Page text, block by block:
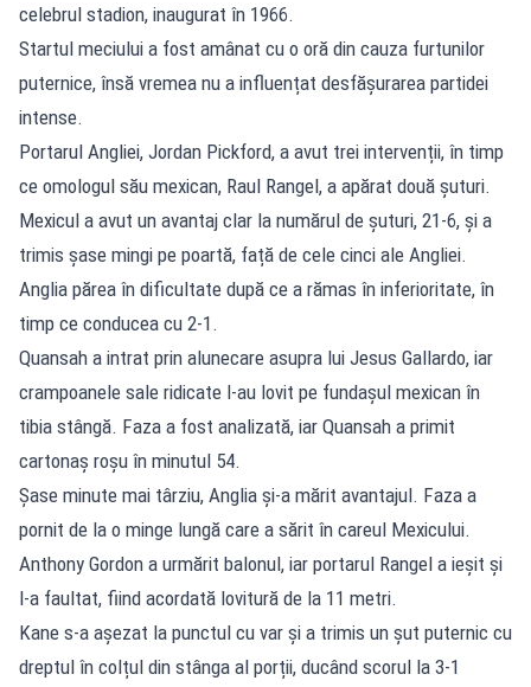
celebrul stadion, inaugurat în 1966.
Startul meciului a fost amânat cu o oră din cauza furtunilor
puternice, însă vremea nu a influențat desfășurarea partidei
intense.
Portarul Angliei, Jordan Pickford, a avut trei intervenții, în timp
ce omologul său mexican, Raul Rangel, a apărat două șuturi.
Mexicul a avut un avantaj clar la numărul de șuturi, 21-6, și a
trimis șase mingi pe poartă, față de cele cinci ale Angliei.
Anglia părea în dificultate după ce a rămas în inferioritate, în
timp ce conducea cu 2-1.
Quansah a intrat prin alunecare asupra lui Jesus Gallardo, iar
crampoanele sale ridicate l-au lovit pe fundașul mexican în
tibia stângă. Faza a fost analizată, iar Quansah a primit
cartonaș roșu în minutul 54.
Șase minute mai târziu, Anglia și-a mărit avantajul. Faza a
pornit de la o minge lungă care a sărit în careul Mexicului.
Anthony Gordon a urmărit balonul, iar portarul Rangel a ieșit și
l-a faultat, fiind acordată lovitură de la 11 metri.
Kane s-a așezat la punctul cu var și a trimis un șut puternic cu
dreptul în colțul din stânga al porții, ducând scorul la 3-1